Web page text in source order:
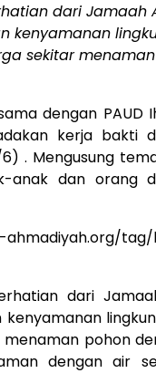
dari Jamaah
kenyamanan
sekitar
dengan PAUD
kerja bakti
. Mengusung
anak dan orang
tag/
dari
pohon
dengan air